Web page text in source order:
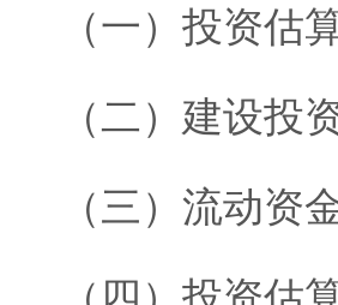
（一）投资估
（二）建设投
（三）流动资